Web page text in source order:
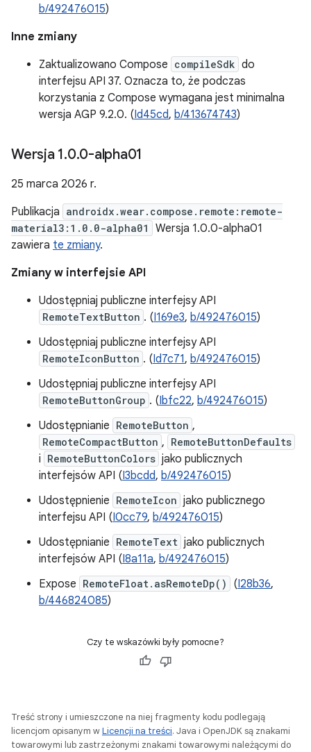
b/492476015)
Inne zmiany
Zaktualizowano Compose compileSdk do
interfejsu API 37. Oznacza to, że podczas
korzystania z Compose wymagana jest minimalna
wersja AGP 9.2.0. (Id45cd, b/413674743)
Wersja 1.0.0-alpha01
25 marca 2026 r.
Publikacja androidx.wear.compose.remote:remote-
material3:1.0.0-alpha01
Wersja 1.0.0-alpha01
zawiera te zmiany.
Zmiany w interfejsie API
Udostępniaj publiczne interfejsy API
RemoteTextButton . (I169e3, b/492476015)
Udostępniaj publiczne interfejsy API
RemoteIconButton . (Id7c71, b/492476015)
Udostępniaj publiczne interfejsy API
RemoteButtonGroup . (Ibfc22, b/492476015)
Udostępnianie RemoteButton ,
RemoteCompactButton , RemoteButtonDefaults
i RemoteButtonColors jako publicznych
interfejsów API (I3bcdd, b/492476015)
Udostępnienie RemoteIcon jako publicznego
interfejsu API (I0cc79, b/492476015)
Udostępnianie RemoteText jako publicznych
interfejsów API (I8a11a, b/492476015)
Expose RemoteFloat.asRemoteDp() (I28b36,
b/446824085)
Czy te wskazówki były pomocne?
Treść strony i umieszczone na niej fragmenty kodu podlegają
licencjom opisanym wLicencji na treści. Java i OpenJDK są znakami
towarowymi lub zastrzeżonymi znakami towarowymi należącymi do